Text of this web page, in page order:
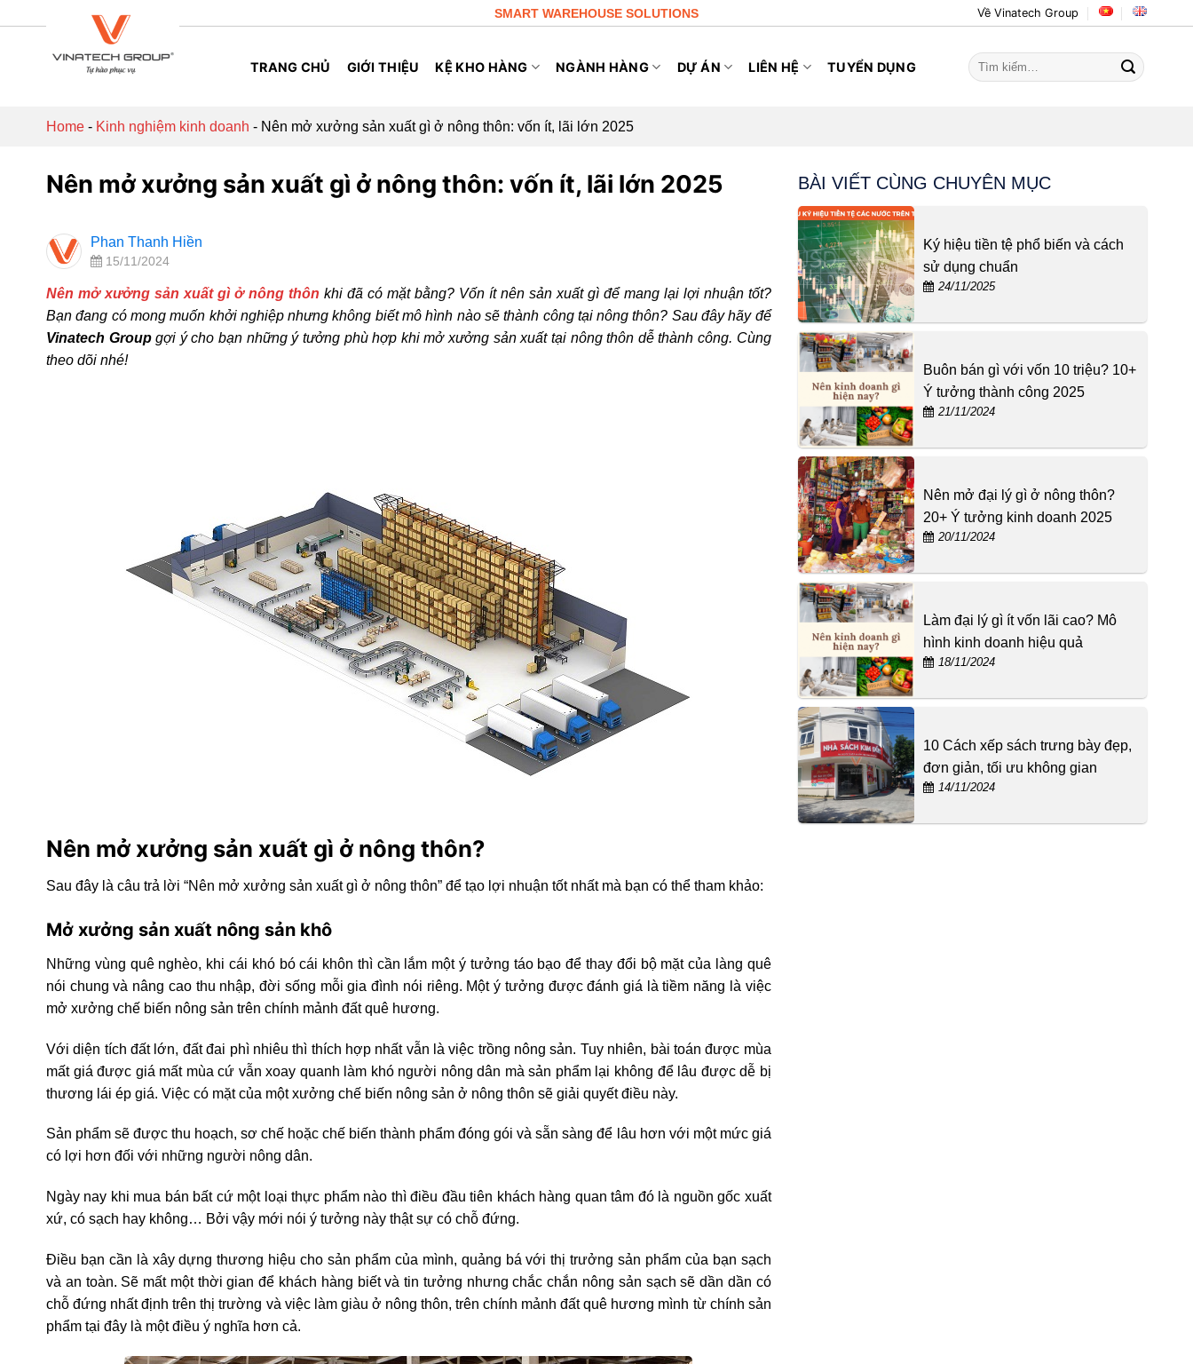
SMART WAREHOUSE SOLUTIONS Về Vinatech Group
TRANG CHỦ GIỚI THIỆU KỆ KHO HÀNG NGÀNH HÀNG DỰ ÁN LIÊN HỆ TUYỂN DỤNG
Tìm
kiếm:
Home - Kinh nghiệm kinh doanh - Nên mở xưởng sản xuất gì ở nông thôn: vốn ít, lãi lớn 2025
Nên mở xưởng sản xuất gì ở nông thôn: vốn ít, lãi lớn 2025
Phan Thanh Hiền
15/11/2024
Nên mở xưởng sản xuất gì ở nông thôn khi đã có mặt bằng? Vốn ít nên sản xuất gì để mang lại lợi nhuận tốt?
Bạn đang có mong muốn khởi nghiệp nhưng không biết mô hình nào sẽ thành công tại nông thôn? Sau đây hãy để
Vinatech Groupgợi ý cho bạn những ý tưởng phù hợp khi mở xưởng sản xuất tại nông thôn dễ thành công. Cùng
theo dõi nhé!
Nên mở xưởng sản xuất gì ở nông thôn?
Sau đây là câu trả lời “Nên mở xưởng sản xuất gì ở nông thôn” để tạo lợi nhuận tốt nhất mà bạn có thể tham khảo:
Mở xưởng sản xuất nông sản khô
Những vùng quê nghèo, khi cái khó bó cái khôn thì cần lắm một ý tưởng táo bạo để thay đổi bộ mặt của làng quê
nói chung và nâng cao thu nhập, đời sống mỗi gia đình nói riêng. Một ý tưởng được đánh giá là tiềm năng là việc
mở xưởng chế biến nông sản trên chính mảnh đất quê hương.
Với diện tích đất lớn, đất đai phì nhiêu thì thích hợp nhất vẫn là việc trồng nông sản. Tuy nhiên, bài toán được mùa
mất giá được giá mất mùa cứ vẫn xoay quanh làm khó người nông dân mà sản phẩm lại không để lâu được dễ bị
thương lái ép giá. Việc có mặt của một xưởng chế biến nông sản ở nông thôn sẽ giải quyết điều này.
Sản phẩm sẽ được thu hoạch, sơ chế hoặc chế biến thành phẩm đóng gói và sẵn sàng để lâu hơn với một mức giá
có lợi hơn đối với những người nông dân.
Ngày nay khi mua bán bất cứ một loại thực phẩm nào thì điều đầu tiên khách hàng quan tâm đó là nguồn gốc xuất
xứ, có sạch hay không… Bởi vậy mới nói ý tưởng này thật sự có chỗ đứng.
Điều bạn cần là xây dựng thương hiệu cho sản phẩm của mình, quảng bá với thị trưởng sản phẩm của bạn sạch
và an toàn. Sẽ mất một thời gian để khách hàng biết và tin tưởng nhưng chắc chắn nông sản sạch sẽ dần dần có
chỗ đứng nhất định trên thị trường và việc làm giàu ở nông thôn, trên chính mảnh đất quê hương mình từ chính sản
phẩm tại đây là một điều ý nghĩa hơn cả.
BÀI VIẾT CÙNG CHUYÊN MỤC
Ký hiệu tiền tệ phổ biến và cách
sử dụng chuẩn
24/11/2025
Buôn bán gì với vốn 10 triệu? 10+
Ý tưởng thành công 2025
21/11/2024
Nên mở đại lý gì ở nông thôn?
20+ Ý tưởng kinh doanh 2025
20/11/2024
Làm đại lý gì ít vốn lãi cao? Mô
hình kinh doanh hiệu quả
18/11/2024
10 Cách xếp sách trưng bày đẹp,
đơn giản, tối ưu không gian
14/11/2024